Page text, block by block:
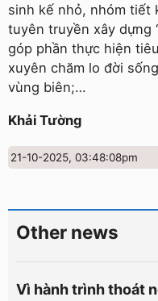
sinh kế nhỏ, nhóm tiết
tuyên truyền xây dựng
góp phần thực hiện
xuyên chăm lo đời
vùng biên;…
Khải Tường
21-10-2025, 03:48:08pm
Other news
Vì hành trình thoát